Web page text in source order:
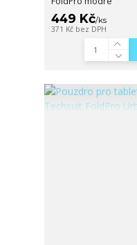
449 Kč/ks
371 Kč bez DPH